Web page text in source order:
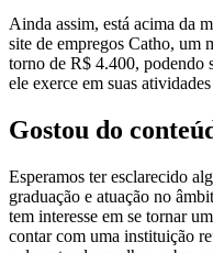
Ainda assim, está acima da
site de empregos Catho, um
torno de R$ 4.400, podendo
ele exerce em suas
Gostou do
Esperamos ter esclarecido
graduação e atuação no
tem interesse em se tornar
contar com uma instituição